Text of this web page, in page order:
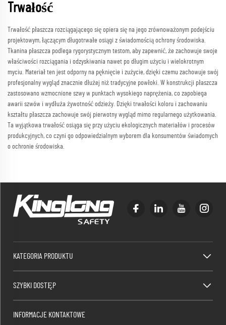
Trwałość
Trwałość płaszcza rozciągającego się opiera się na jego zrównoważonym podejściu
projektowym, łączącym długotrwałe osiągi z świadomością ochrony środowiska.
Tkanina płaszcza podlega rygorystycznym testom, aby zapewnić, że zachowuje swoje
właściwości rozciągania i odzyskiwania nawet po długim użyciu i wielokrotnym
myciu. Materiał ten jest odporny na pęknięcie i zużycie, dzięki czemu zachowuje swój
profesjonalny wygląd znacznie dłużej niż tradycyjne powłoki. W konstrukcji płaszcza
zastosowano wzmocnione szwy w punktach wysokiego naprężenia, co zapobiega
awarii szwów i wydłuża żywotność odzieży. Dzięki trwałości koloru i zachowaniu
kształtu płaszcza zachowuje swój pierwotny wygląd mimo regularnego użytkowania.
Ta wyjątkowa trwałość osiąga się przy użyciu ekologicznych materiałów i procesów
produkcyjnych, co czyni go odpowiedzialnym wyborem dla konsumentów świadomych
o ochronie środowiska.
KATEGORIA PRODUKTU
SZYBKI DOSTĘP
INFORMACJE KONTAKTOWE